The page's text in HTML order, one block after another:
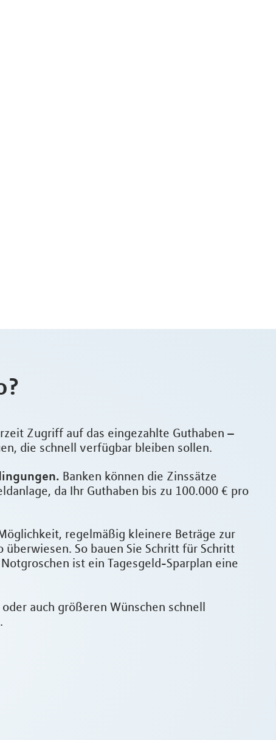
Zugriff auf das eingezahlte Guthaben –
die schnell verfügbar bleiben sollen.
Banken können die Zinssätze
da Ihr Guthaben bis zu 100.000 € pro
regelmäßig kleinere Beträge zur
So bauen Sie Schritt für Schritt
ist ein Tagesgeld-Sparplan eine
auch größeren Wünschen schnell